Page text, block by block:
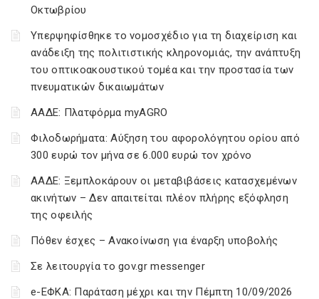
Οκτωβρίου
Υπερψηφίσθηκε το νομοσχέδιο για τη διαχείριση και
ανάδειξη της πολιτιστικής κληρονομιάς, την ανάπτυξη
του οπτικοακουστικού τομέα και την προστασία των
πνευματικών δικαιωμάτων
ΑΑΔΕ: Πλατφόρμα myAGRO
Φιλοδωρήματα: Αύξηση του αφορολόγητου ορίου από
300 ευρώ τον μήνα σε 6.000 ευρώ τον χρόνο
ΑΑΔΕ: Ξεμπλοκάρουν οι μεταβιβάσεις κατασχεμένων
ακινήτων – Δεν απαιτείται πλέον πλήρης εξόφληση
της οφειλής
Πόθεν έσχες – Ανακοίνωση για έναρξη υποβολής
Σε λειτουργία το gov.gr messenger
e-ΕΦΚΑ: Παράταση μέχρι και την Πέμπτη 10/09/2026